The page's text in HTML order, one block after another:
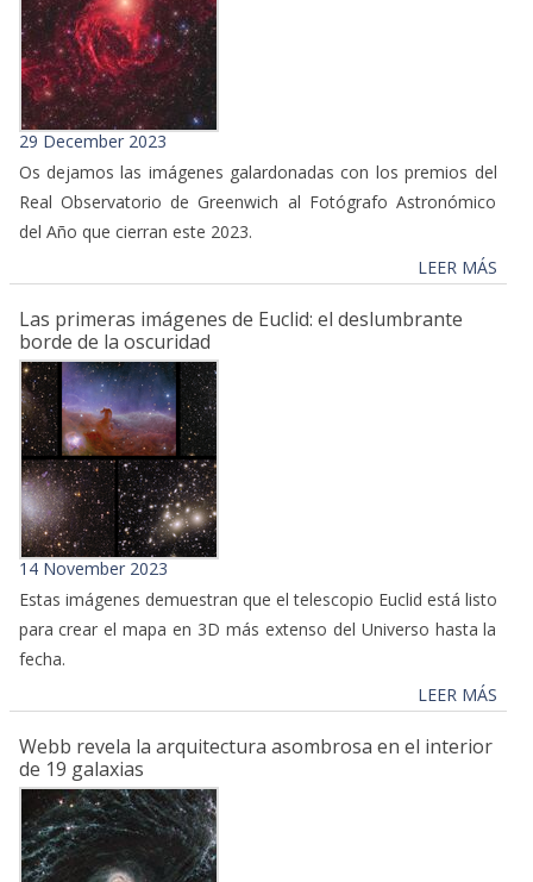
29 December 2023
Os dejamos las imágenes galardonadas con los premios del
Real Observatorio de Greenwich al Fotógrafo Astronómico
del Año que cierran este 2023.
LEER MÁS
Las primeras imágenes de Euclid: el deslumbrante
borde de la oscuridad
14 November 2023
Estas imágenes demuestran que el telescopio Euclid está listo
para crear el mapa en 3D más extenso del Universo hasta la
fecha.
LEER MÁS
Webb revela la arquitectura asombrosa en el interior
de 19 galaxias